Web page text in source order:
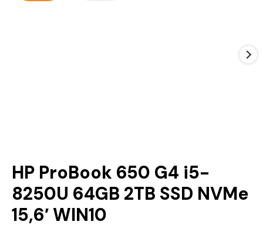
HP ProBook 650 G4 i5-
8250U 64GB 2TB SSD NVMe
15,6′ WIN10